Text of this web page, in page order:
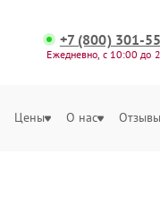
+7 (800) 301-
Ежедневно, с 10:00 до
Цены О нас Отзывы